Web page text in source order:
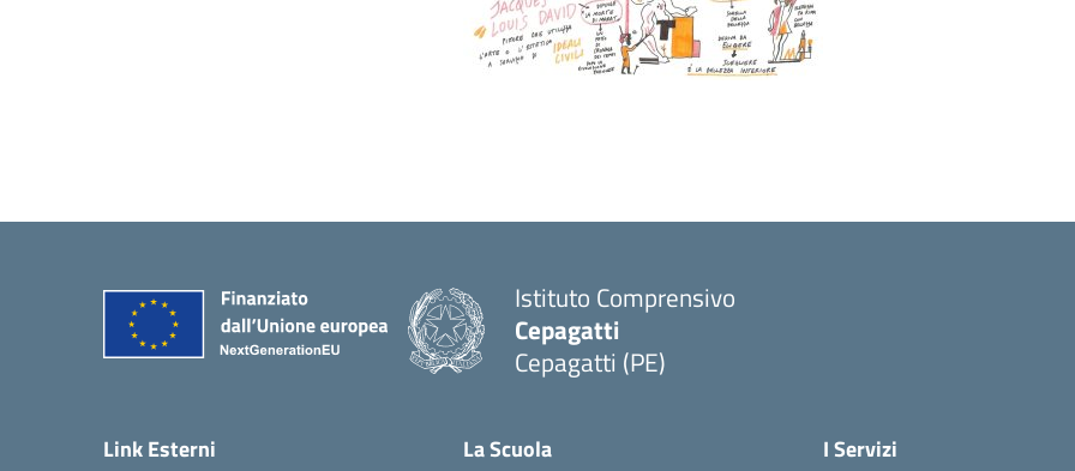
Istituto Comprensivo
Cepagatti
Cepagatti (PE)
Link Esterni La Scuola I Servizi